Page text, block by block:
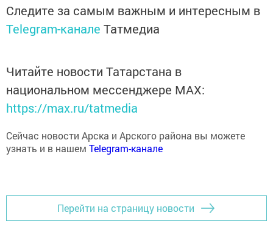
Telegram-каналеТатмедиа
национальном мессенджере MАХ:
https://max.ru/tatmedia
Сейчас новости Арска и Арского района вы можете
узнать и в нашемTelegram-канале